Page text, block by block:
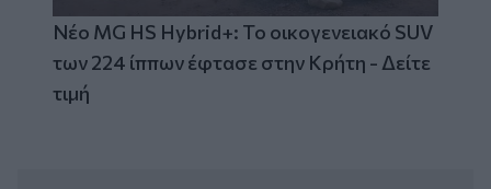
Νέο MG HS Hybrid+: Το οικογενειακό SUV
των 224 ίππων έφτασε στην Κρήτη - Δείτε
τιμή